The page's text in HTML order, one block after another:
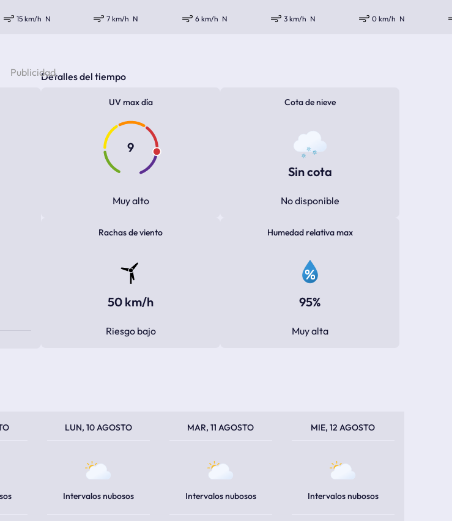
15 km/h N 7 km/h N 6 km/h N 3 km/h N 0 km/h N
Detalles del tiempo
UV max día
9
Muy alto
Cota de nieve
Sin cota
No disponible
Rachas de viento
50 km/h
Riesgo bajo
Humedad relativa max
95%
Muy alta
LUN, 10 AGOSTO
Intervalos nubosos
MAR, 11 AGOSTO
Intervalos nubosos
MIE, 12 AGOSTO
Intervalos nubosos